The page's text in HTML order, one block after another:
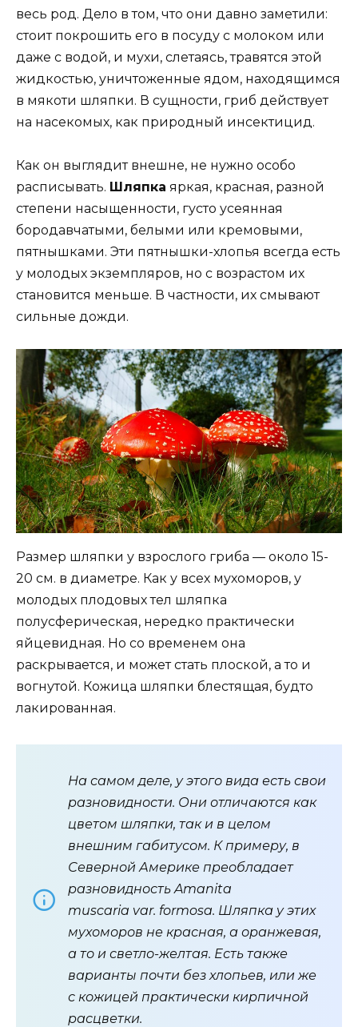
весь род. Дело в том, что они давно заметили:
стоит покрошить его в посуду с молоком или
даже с водой, и мухи, слетаясь, травятся этой
жидкостью, уничтоженные ядом, находящимся
в мякоти шляпки. В сущности, гриб действует
на насекомых, как природный инсектицид.
Как он выглядит внешне, не нужно особо
расписывать. Шляпка яркая, красная, разной
степени насыщенности, густо усеянная
бородавчатыми, белыми или кремовыми,
пятнышками. Эти пятнышки-хлопья всегда есть
у молодых экземпляров, но с возрастом их
становится меньше. В частности, их смывают
сильные дожди.
Размер шляпки у взрослого гриба — около 15-
20 см. в диаметре. Как у всех мухоморов, у
молодых плодовых тел шляпка
полусферическая, нередко практически
яйцевидная. Но со временем она
раскрывается, и может стать плоской, а то и
вогнутой. Кожица шляпки блестящая, будто
лакированная.
На самом деле, у этого вида есть свои
разновидности. Они отличаются как
цветом шляпки, так и в целом
внешним габитусом. К примеру, в
Северной Америке преобладает
разновидность Amanita
muscaria var. formosa. Шляпка у этих
мухоморов не красная, а оранжевая,
а то и светло-желтая. Есть также
варианты почти без хлопьев, или же
с кожицей практически кирпичной
расцветки.